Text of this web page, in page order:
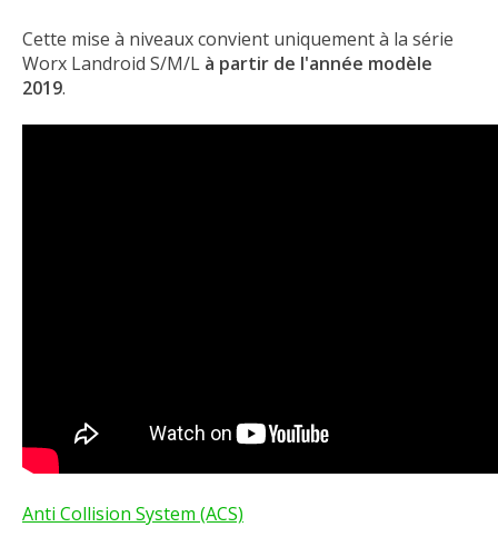
Cette mise à niveaux convient uniquement à la série
Worx Landroid S/M/L à partir de l'année modèle
2019.
Anti Collision System (ACS)